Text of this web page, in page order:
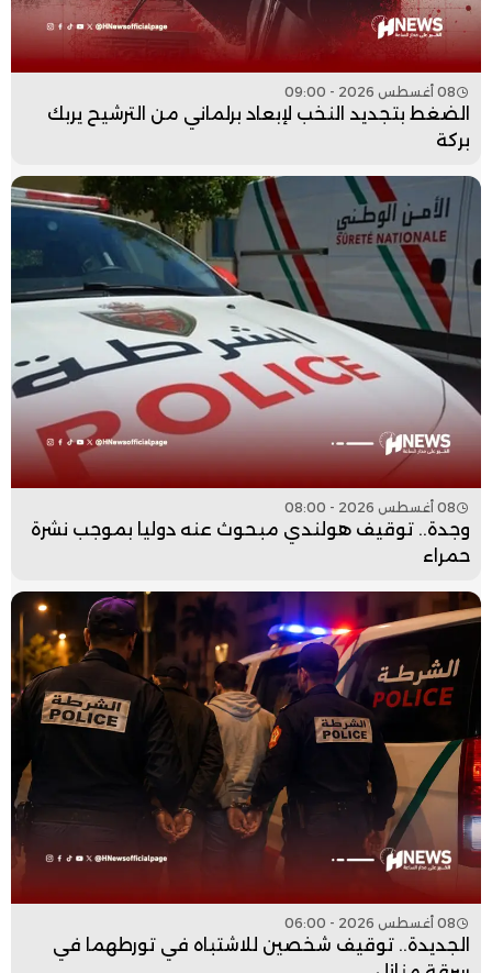
08 أغسطس 2026 - 09:00
الضغط بتجديد النخب لإبعاد برلماني من الترشيح يربك
بركة
08 أغسطس 2026 - 08:00
وجدة.. توقيف هولندي مبحوث عنه دوليا بموجب نشرة
حمراء
08 أغسطس 2026 - 06:00
الجديدة.. توقيف شخصين للاشتباه في تورطهما في